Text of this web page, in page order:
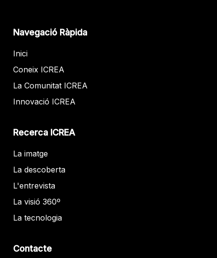
Navegació Ràpida
Inici
Coneix ICREA
La Comunitat ICREA
Innovació ICREA
Recerca ICREA
La imatge
La descoberta
L'entrevista
La visió 360º
La tecnologia
Contacte